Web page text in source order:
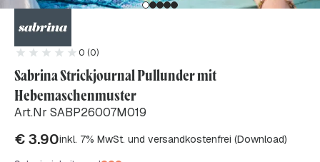
0 (0)
Sabrina Strickjournal Pullunder mit
Hebemaschenmuster
Art.Nr SABP26007M019
€3.90inkl. 7% MwSt. und versandkostenfrei (Download)